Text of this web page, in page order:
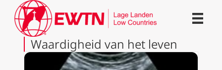
Waardigheid van het leven